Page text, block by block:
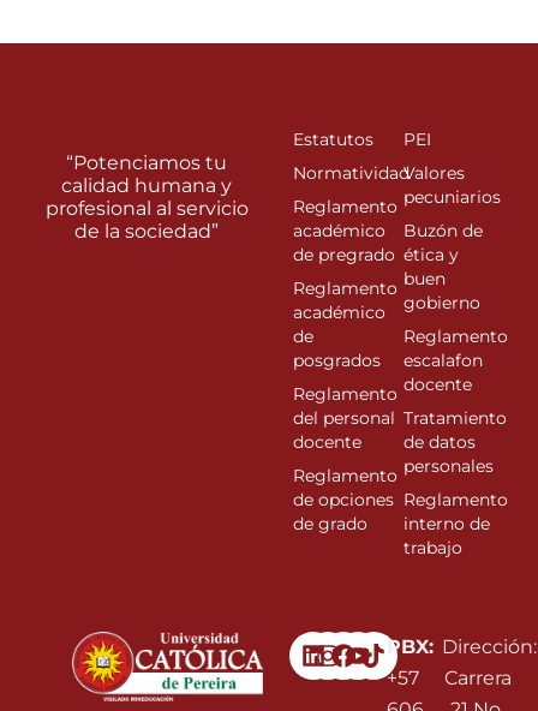
Linkedin
Instagram
Facebook
Youtube
PBX:
+57
Dirección:
Carrera
“Potenciamos tu
calidad humana y
profesional al servicio
de la sociedad”
Estatutos
Normatividad
Reglamento
académico
de pregrado
Reglamento
académico
de
posgrados
Reglamento
del personal
docente
Reglamento
de opciones
de grado
PEI
Valores
pecuniarios
Buzón de
ética y
buen
gobierno
Reglamento
escalafon
docente
Tratamiento
de datos
personales
Reglamento
interno de
trabajo